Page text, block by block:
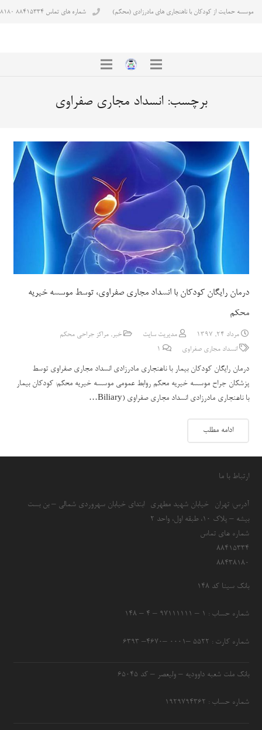
موسسه حمایت از کودکان با ناهنجاری های مادرزادی (محکم) شماره های تماس ۸۸۴۱۵۳۳۴ ۸۸۴۳۸۱۸۰
برچسب: انسداد مجاری صفراوی
درمان رایگان کودکان با انسداد مجاری صفراوی، توسط موسسه خیریه
محکم
مرداد 24, 1397 مدیریت سایت خبر,مراکز جراحی محکم
انسداد مجاری صفراوی
1
درمان رایگان کودکان بیمار با ناهنجاری مادرزادی انسداد مجاری صفراوی توسط
پزشکان جراح موسسه خیریه محکم روابط عمومی موسسه خیریه محکم: کودکان بیمار
با ناهنجاری مادرزادی انسداد مجاری صفراوی (Biliary…
ادامه مطلب
ارتباط با ما
آدرس: تهران- خیابان شهید مطهری- ابتدای خیابان سهروردی شمالی – بن بست
بیشه – پلاک 10، طبقه اول، واحد 2
شماره های تماس
۸۸۴۱۵۳۳۴
۸۸۴۳۸۱۸۰
بانک سینا کد ۱۴۸
شماره حساب : ۱ – ۹۷۱۱۱۱۱۱ – ۴ – ۱۴۸
شماره کارت : ۵۵۲۲ –۰۰۰۱ –۴۶۷۰– ۶۳۹۳
بانک ملت شعبه داوودیه – ولیعصر – کد ۶۵۰۴۵
شماره حساب : ۱۹۲۹۷۹۴۳۶۲